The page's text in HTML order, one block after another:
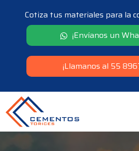
Cotiza tus materiales para la
¡Envíanos un
¡Llamanos al 55